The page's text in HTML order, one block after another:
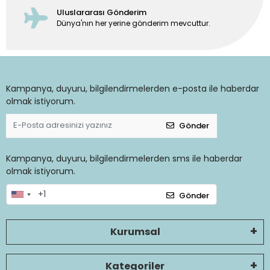
Uluslararası Gönderim
Dünya'nın her yerine gönderim mevcuttur.
Kampanya, duyuru, bilgilendirmelerden e-posta ile haberdar
olmak istiyorum.
Gönder
Kampanya, duyuru, bilgilendirmelerden sms ile haberdar
olmak istiyorum.
Gönder
Kurumsal
Kategoriler